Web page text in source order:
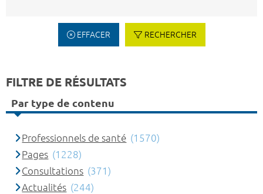
EFFACER RECHERCHER
FILTRE DE RÉSULTATS
Par type de contenu
Professionnels de santé (1570)
Pages (1228)
Consultations (371)
Actualités (244)